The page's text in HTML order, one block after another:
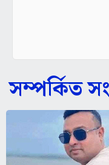
সম্পর্কিত